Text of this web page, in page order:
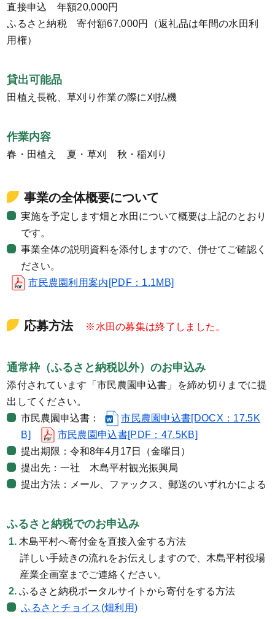
直接申込 年額20,000円
ふるさと納税 寄付額67,000円（返礼品は年間の水田利
用権）
貸出可能品
田植え長靴、草刈り作業の際に刈払機
作業内容
春・田植え 夏・草刈 秋・稲刈り
事業の全体概要について
実施を予定します畑と水田について概要は上記のとおり
です。
事業全体の説明資料を添付しますので、併せてご確認く
ださい。
市民農園利用案内[PDF：1.1MB]
応募方法 ※水田の募集は終了しました。
通常枠（ふるさと納税以外）のお申込み
添付されています「市民農園申込書」を締め切りまでに提
出してください。
市民農園申込書：
市民農園申込書[DOCX：17.5K
B]
市民農園申込書[PDF：47.5KB]
提出期限：令和8年4月17日（金曜日）
提出先：一社 木島平村観光振興局
提出方法：メール、ファックス、郵送のいずれかによる
ふるさと納税でのお申込み
木島平村へ寄付金を直接入金する方法
詳しい手続きの流れをお伝えしますので、木島平村役場
産業企画室までご連絡ください。
ふるさと納税ポータルサイトから寄付をする方法
ふるさとチョイス(畑利用)